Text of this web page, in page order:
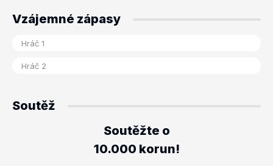
Vzájemné zápasy
Soutěž
Soutěžte o
10.000 korun!